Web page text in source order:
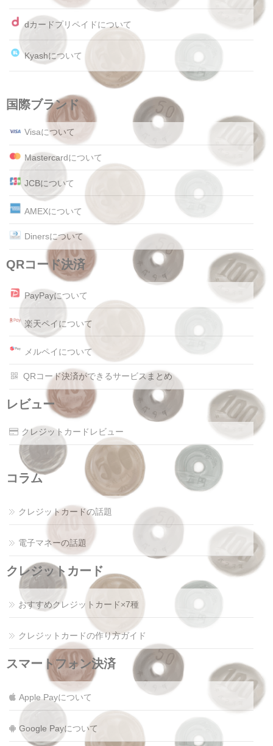
dカードプリペイドについて
Kyashについて
国際ブランド
Visaについて
Mastercardについて
JCBについて
AMEXについて
Dinersについて
QRコード決済
PayPayについて
楽天ペイについて
メルペイについて
QRコード決済ができるサービスまとめ
レビュー
クレジットカードレビュー
コラム
クレジットカードの話題
電子マネーの話題
クレジットカード
おすすめクレジットカード×7種
クレジットカードの作り方ガイド
スマートフォン決済
Apple Payについて
Google Payについて